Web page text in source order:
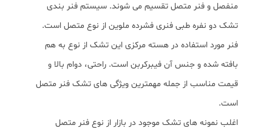
منفصل و فنر متصل تقسیم می شوند. سیستم فنر بندی
تشک دو نفره طبی فنری فشرده ملوین از نوع متصل است.
فنر مورد استفاده در هسته مرکزی این تشک از نوع به هم
بافته شده و جنس آن فیبرکربن است. راحتی، دوام بالا و
قیمت مناسب از جمله مهمترین ویژگی های تشک فنر متصل
است.
اغلب نمونه های تشک موجود در بازار از نوع فنر متصل